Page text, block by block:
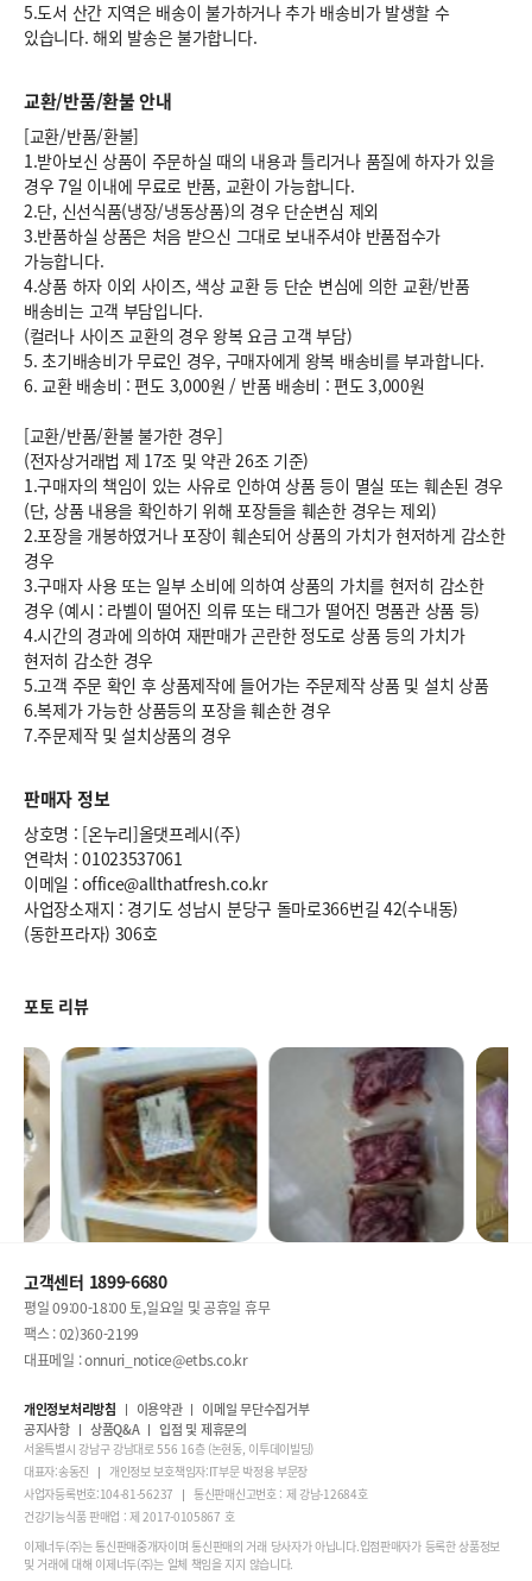
5.도서 산간 지역은 배송이 불가하거나 추가 배송비가 발생할 수
있습니다. 해외 발송은 불가합니다.
교환/반품/환불 안내
[교환/반품/환불]
1.받아보신 상품이 주문하실 때의 내용과 틀리거나 품질에 하자가 있을
경우 7일 이내에 무료로 반품, 교환이 가능합니다.
2.단, 신선식품(냉장/냉동상품)의 경우 단순변심 제외
3.반품하실 상품은 처음 받으신 그대로 보내주셔야 반품접수가
가능합니다.
4.상품 하자 이외 사이즈, 색상 교환 등 단순 변심에 의한 교환/반품
배송비는 고객 부담입니다.
(컬러나 사이즈 교환의 경우 왕복 요금 고객 부담)
5. 초기배송비가 무료인 경우, 구매자에게 왕복 배송비를 부과합니다.
6.교환 배송비 : 편도 3,000원 / 반품 배송비 : 편도 3,000원
[교환/반품/환불 불가한 경우]
(전자상거래법 제 17조 및 약관 26조 기준)
1.구매자의 책임이 있는 사유로 인하여 상품 등이 멸실 또는 훼손된 경우
(단, 상품 내용을 확인하기 위해 포장들을 훼손한 경우는 제외)
2.포장을 개봉하였거나 포장이 훼손되어 상품의 가치가 현저하게 감소한
경우
3.구매자 사용 또는 일부 소비에 의하여 상품의 가치를 현저히 감소한
경우 (예시 : 라벨이 떨어진 의류 또는 태그가 떨어진 명품관 상품 등)
4.시간의 경과에 의하여 재판매가 곤란한 정도로 상품 등의 가치가
현저히 감소한 경우
5.고객 주문 확인 후 상품제작에 들어가는 주문제작 상품 및 설치 상품
6.복제가 가능한 상품등의 포장을 훼손한 경우
7.주문제작 및 설치상품의 경우
판매자 정보
상호명 : [온누리]올댓프레시(주)
연락처 : 01023537061
이메일 : office@allthatfresh.co.kr
사업장소재지 : 경기도 성남시 분당구 돌마로366번길 42(수내동)
(동한프라자) 306호
포토 리뷰
고객센터 1899-6680
평일 09:00-18:00 토,일요일 및 공휴일 휴무
팩스 : 02)360-2199
대표메일 : onnuri_notice@etbs.co.kr
개인정보처리방침 이용약관
이메일 무단수집거부
공지사항
상품Q&A 입점 및 제휴문의
서울특별시 강남구 강남대로 556 16층 (논현동, 이투데이빌딩)
대표자:송동진
개인정보 보호책임자:IT부문 박정용 부문장
사업자등록번호:104-81-56237
통신판매신고번호 : 제 강남-12684호
건강기능식품 판매업 : 제 2017-0105867 호
이제너두(주)는 통신판매중개자이며 통신판매의 거래 당사자가 아닙니다.입점판매자가 등록한 상품정보
및 거래에 대해 이제너두(주)는 일체 책임을 지지 않습니다.